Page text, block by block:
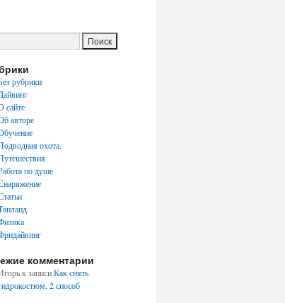
рубрики
сайте
авторе
охота.
по душе
комментарии
к записиКак снять
2 способ